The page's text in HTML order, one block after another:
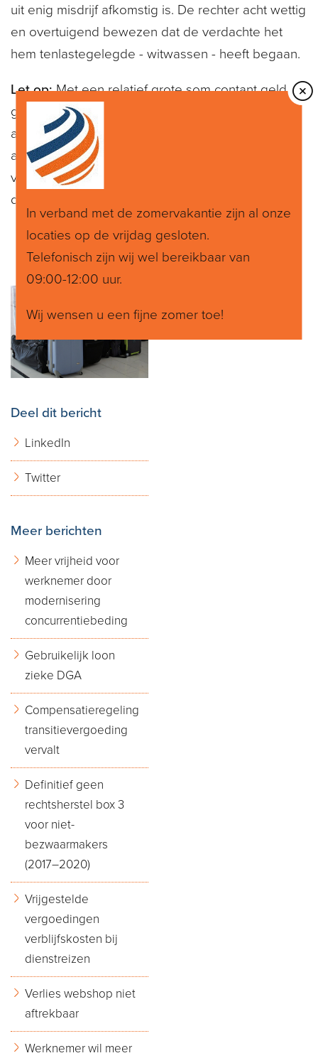
uit enig misdrijf afkomstig is. De rechter acht wettig
en overtuigend bewezen dat de verdachte het
hem tenlastegelegde - witwassen - heeft begaan.
Let op:Met een relatief grote som contant geld de
grens over gaan, kan u tot verdachte maken, ook
als het gaat om minder dan € 10.000. Het is dan
aan u om een concrete, verifieerbare en niet op
voorhand hoogst onwaarschijnlijke verklaring van
de herkomst te geven.
Deel dit bericht
LinkedIn
Twitter
Meer berichten
Meer vrijheid voor
werknemer door
modernisering
concurrentiebeding
Gebruikelijk loon
zieke DGA
Compensatieregeling
transitievergoeding
vervalt
Definitief geen
rechtsherstel box 3
voor niet-
bezwaarmakers
(2017–2020)
Vrijgestelde
vergoedingen
verblijfskosten bij
dienstreizen
Verlies webshop niet
aftrekbaar
Werknemer wil meer
In verband met de zomervakantie zijn al onze
locaties op de vrijdag gesloten.
Telefonisch zijn wij wel bereikbaar van
09:00-12:00 uur.
Wij wensen u een fijne zomer toe!